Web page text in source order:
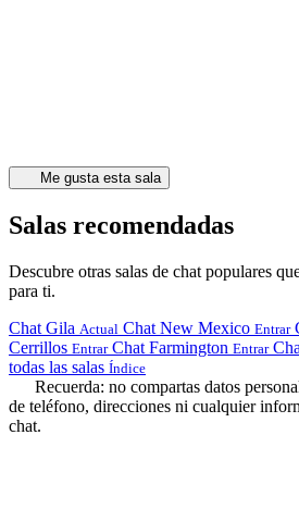
Me gusta esta sala
Salas recomendadas
Descubre otras salas de chat populares
para ti.
Chat Gila Actual Chat New Mexico Entrar
Cerrillos Entrar Chat Farmington Entrar
todas las salas Índice
Recuerda: no compartas datos
de teléfono, direcciones ni cualquier
chat.